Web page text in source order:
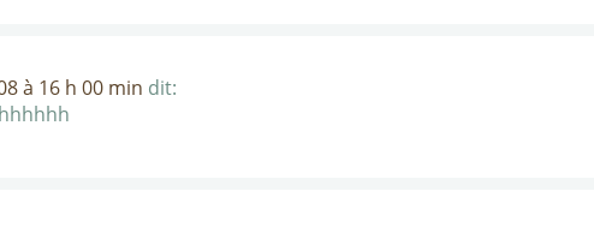
à 16 h 00 min dit: